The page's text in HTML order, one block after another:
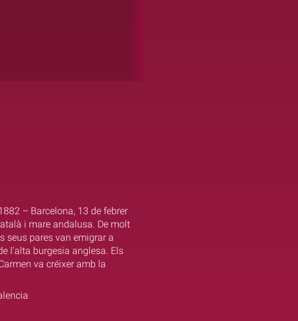
– Barcelona, 13 de febrer
i mare andalusa. De molt
seus pares van emigrar a
l'alta burgesia anglesa. Els
va créixer amb la